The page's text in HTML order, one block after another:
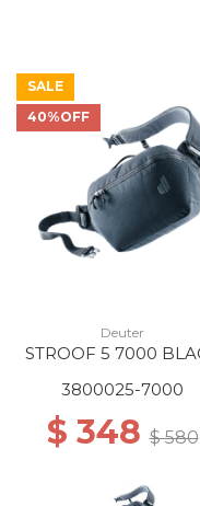
SALE
40%OFF
Deuter
STROOF 5 7000
3800025-7000
$ 348$ 580